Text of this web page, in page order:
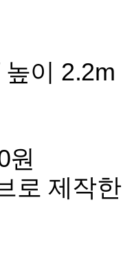
이 2.2m
원
로 제작